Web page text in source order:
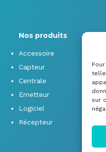
sur
Nos produits
Accessoire
Capteur
Centrale
Emetteur
Logiciel
Récepteur